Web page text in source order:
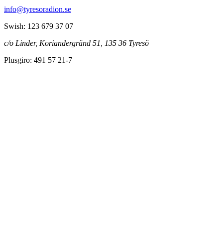
info@tyresoradion.se
Swish: 123 679 37 07
c/o Linder, Koriandergränd 51, 135 36 Tyresö
Plusgiro: 491 57 21-7